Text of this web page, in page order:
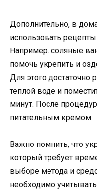
Дополнительно, в
использовать
Например, соляные
помочь укрепить и
Для этого достаточно
теплой воде и
минут. После
питательным кремом.
Важно помнить, что
который требует
выборе метода и
необходимо